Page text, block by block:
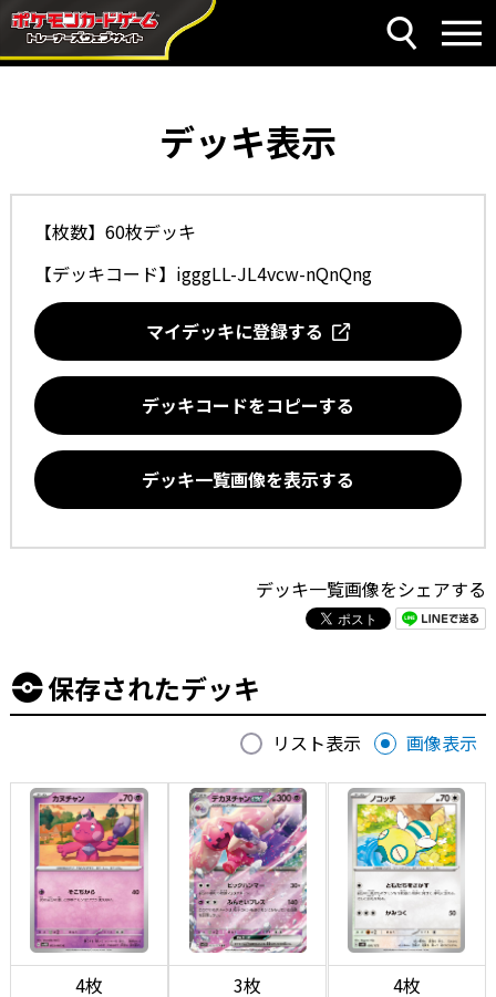
デッキ表示
【枚数】60枚デッキ
【デッキコード】 igggLL-JL4vcw-nQnQng
マイデッキに登録する
デッキコードをコピーする
デッキ一覧画像を表示する
デッキ一覧画像をシェアする
保存されたデッキ
リスト表示 画像表示
4枚 3枚 4枚